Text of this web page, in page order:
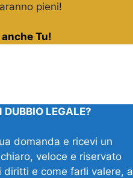
pieni!
anche Tu!
DUBBIO LEGALE?
domanda e ricevi un
veloce e riservato
diritti e come farli valere, a